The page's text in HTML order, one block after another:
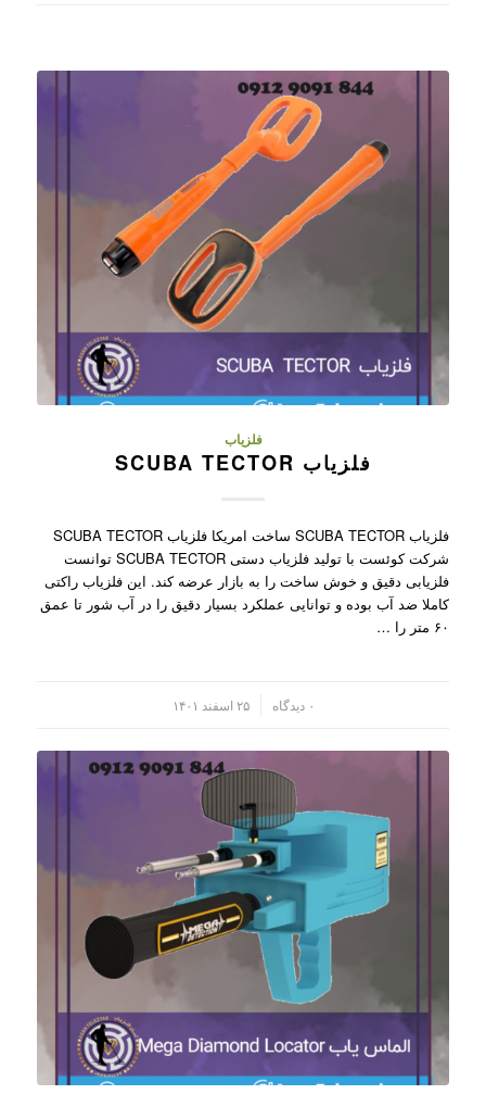
فلزیاب
فلزیاب SCUBA TECTOR
فلزیاب SCUBA TECTOR ساخت امریکا فلزیاب SCUBA TECTOR
شرکت کوئست با تولید فلزیاب دستی SCUBA TECTOR توانست
فلزیابی دقیق و خوش ساخت را به بازار عرضه کند. این فلزیاب راکتی
کاملا ضد آب بوده و توانایی عملکرد بسیار دقیق را در آب شور تا عمق
۶۰ متر را …
۰ دیدگاه ۲۵ اسفند ۱۴۰۱